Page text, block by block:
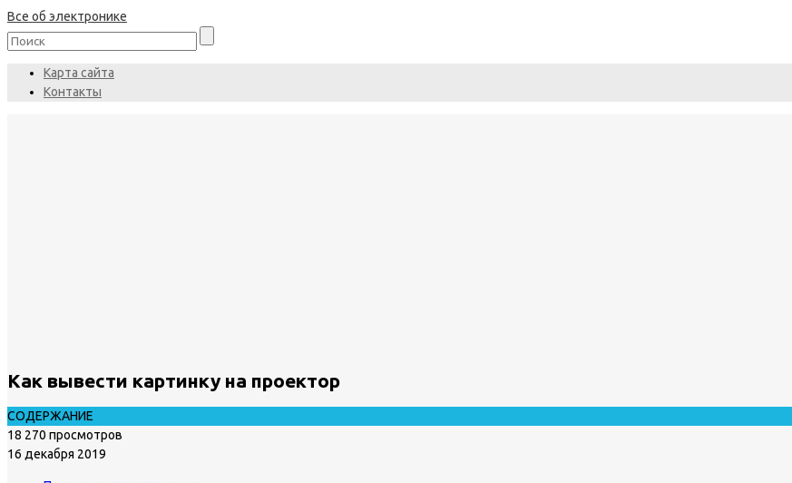
Все об электронике
Карта сайта
Контакты
Как вывести картинку на проектор
СОДЕРЖАНИЕ
18 270 просмотров
16 декабря 2019